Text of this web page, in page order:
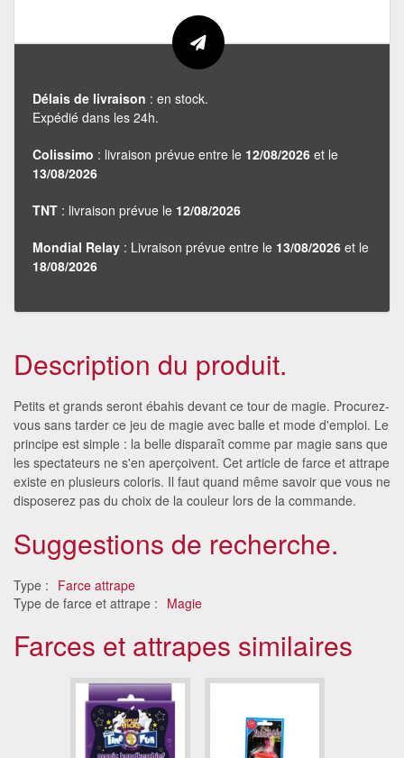
Délais de livraison : en stock.
Expédié dans les 24h.
Colissimo : livraison prévue entre le 12/08/2026 et le
13/08/2026
TNT : livraison prévue le 12/08/2026
Mondial Relay : Livraison prévue entre le 13/08/2026 et le
18/08/2026
Description du produit.
Petits et grands seront ébahis devant ce tour de magie. Procurez-
vous sans tarder ce jeu de magie avec balle et mode d'emploi. Le
principe est simple : la belle disparaît comme par magie sans que
les spectateurs ne s'en aperçoivent. Cet article de farce et attrape
existe en plusieurs coloris. Il faut quand même savoir que vous ne
disposerez pas du choix de la couleur lors de la commande.
Suggestions de recherche.
Type : Farce attrape
Type de farce et attrape : Magie
Farces et attrapes similaires